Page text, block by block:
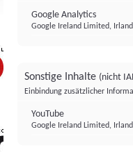
Google Analytics
Google Ireland Limited, Irland
Sonstige Inhalte (nicht
Einbindung zusätzlicher
YouTube
Google Ireland Limited, Irland